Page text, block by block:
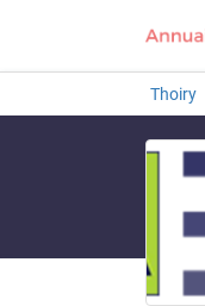
Thoiry